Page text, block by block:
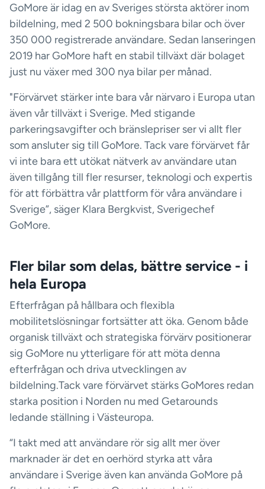
GoMore är idag en av Sveriges största aktörer inom
bildelning, med 2 500 bokningsbara bilar och över
350 000 registrerade användare. Sedan lanseringen
2019 har GoMore haft en stabil tillväxt där bolaget
just nu växer med 300 nya bilar per månad.
"Förvärvet stärker inte bara vår närvaro i Europa utan
även vår tillväxt i Sverige. Med stigande
parkeringsavgifter och bränslepriser ser vi allt fler
som ansluter sig till GoMore. Tack vare förvärvet får
vi inte bara ett utökat nätverk av användare utan
även tillgång till fler resurser, teknologi och expertis
för att förbättra vår plattform för våra användare i
Sverige”, säger Klara Bergkvist, Sverigechef
GoMore.
Fler bilar som delas, bättre service - i
hela Europa
Efterfrågan på hållbara och flexibla
mobilitetslösningar fortsätter att öka. Genom både
organisk tillväxt och strategiska förvärv positionerar
sig GoMore nu ytterligare för att möta denna
efterfrågan och driva utvecklingen av
bildelning.Tack vare förvärvet stärks GoMores redan
starka position i Norden nu med Getarounds
ledande ställning i Västeuropa.
“I takt med att användare rör sig allt mer över
marknader är det en oerhörd styrka att våra
användare i Sverige även kan använda GoMore på